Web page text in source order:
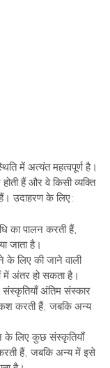
में अत्यंत महत्वपूर्ण है।
हैं और वे किसी व्यक्ति
उदाहरण के लिए:
का पालन करती हैं,
जाता है।
के लिए की जाने वाली
में अंतर हो सकता है।
अंतिम संस्कार
करती हैं, जबकि अन्य
के लिए कुछ संस्कृतियाँ
हैं, जबकि अन्य में इसे